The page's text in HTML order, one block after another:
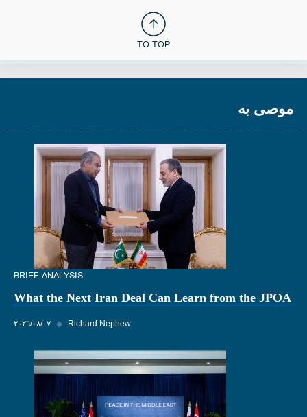
TO TOP
موصى به
BRIEF ANALYSIS
What the Next Iran Deal Can Learn from the JPOA
٠٧‏/٠٨‏/٢٠٢٦ ◆ Richard Nephew